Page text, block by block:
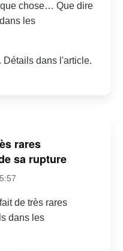
chose… Que dire
les
Détails dans l'article.
rares
sa rupture
de très rares
dans les